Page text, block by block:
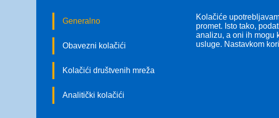
Akutne su komplikacije one koje ugrožavaju život, a od njih
Dijabetička ketoacidoza
medicinski je hitan slučaj, a
masti i nastanak tzv. ketonskih tijela, što dovodi do
Generalno
Obavezni kolačići
Kolačići društvenih mreža
Analitički kolačići
Kolačiće
promet. Isto tako,
analizu, a oni ih mogu
usluge. Nastavkom